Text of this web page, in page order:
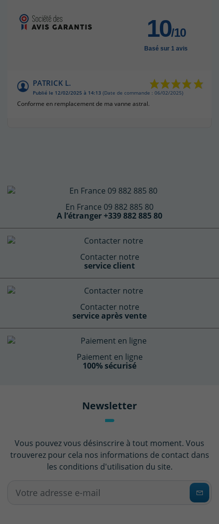
10/10
Basé sur 1 avis
PATRICK L.
Publié le 12/02/2025 à 14:13 (Date de commande : 06/02/2025)
Conforme en remplacement de ma vanne astral.
En France 09 882 885 80
A l’étranger +339 882 885 80
Contacter notre
service client
Contacter notre
service après vente
Paiement en ligne
100% sécurisé
Newsletter
Vous pouvez vous désinscrire à tout moment. Vous
trouverez pour cela nos informations de contact dans
les conditions d'utilisation du site.